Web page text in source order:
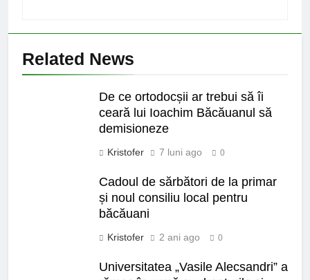
Related News
De ce ortodocșii ar trebui să îi
ceară lui Ioachim Băcăuanul să
demisioneze
Kristofer 7 luni ago 0
Cadoul de sărbători de la primar
și noul consiliu local pentru
băcăuani
Kristofer 2 ani ago 0
Universitatea „Vasile Alecsandri” a